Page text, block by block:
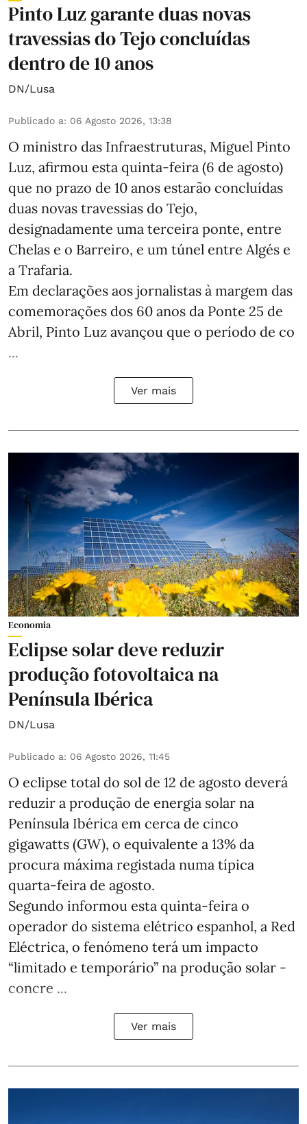
Pinto Luz garante duas novas
travessias do Tejo concluídas
dentro de 10 anos
DN/Lusa
Publicado a: 06 Agosto 2026, 13:38
O ministro das Infraestruturas, Miguel Pinto
Luz, afirmou esta quinta-feira (6 de agosto)
que no prazo de 10 anos estarão concluídas
duas novas travessias do Tejo,
designadamente uma terceira ponte, entre
Chelas e o Barreiro, e um túnel entre Algés e
a Trafaria.
Em declarações aos jornalistas à margem das
comemorações dos 60 anos da Ponte 25 de
Abril, Pinto Luz avançou que o período de co
...
Ver mais
Economia
Eclipse solar deve reduzir
produção fotovoltaica na
Península Ibérica
DN/Lusa
Publicado a: 06 Agosto 2026, 11:45
O eclipse total do sol de 12 de agosto deverá
reduzir a produção de energia solar na
Península Ibérica em cerca de cinco
gigawatts (GW), o equivalente a 13% da
procura máxima registada numa típica
quarta-feira de agosto.
Segundo informou esta quinta-feira o
operador do sistema elétrico espanhol, a Red
Eléctrica, o fenómeno terá um impacto
“limitado e temporário” na produção solar -
concre ...
Ver mais